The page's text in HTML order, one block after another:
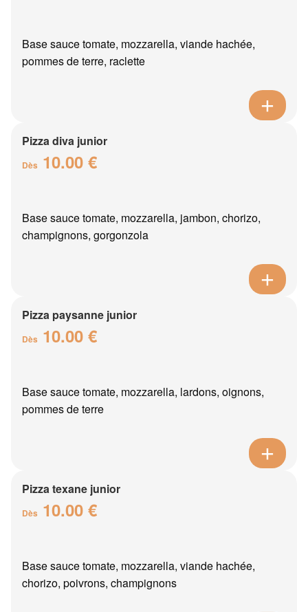
Base sauce tomate, mozzarella, viande hachée,
pommes de terre, raclette
Pizza diva junior
Dès 10.00 €
Base sauce tomate, mozzarella, jambon, chorizo,
champignons, gorgonzola
Pizza paysanne junior
Dès 10.00 €
Base sauce tomate, mozzarella, lardons, oignons,
pommes de terre
Pizza texane junior
Dès 10.00 €
Base sauce tomate, mozzarella, viande hachée,
chorizo, poivrons, champignons